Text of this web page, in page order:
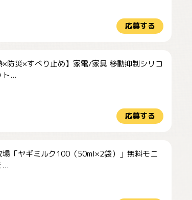
応募する
×防災×すべり止め】家電/家具 移動抑制シリコ
ト...
応募する
場「ヤギミルク100（50ml×2袋）」無料モニ
...